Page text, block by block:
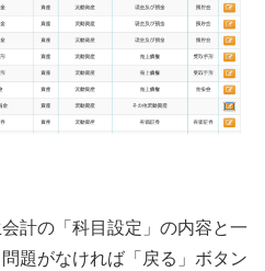
計の「科目設定」の内容と一
題がなければ「戻る」ボタン